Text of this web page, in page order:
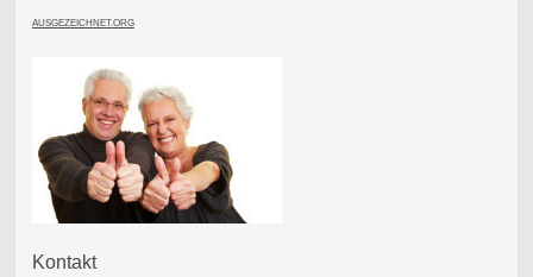
AUSGEZEICHNET.ORG
Kontakt